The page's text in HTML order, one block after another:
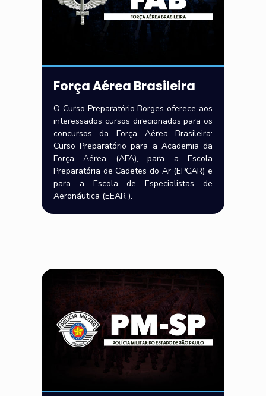
Força Aérea Brasileira
O Curso Preparatório Borges oferece aos
interessados cursos direcionados para os
concursos da Força Aérea Brasileira:
Curso Preparatório para a Academia da
Força Aérea (AFA), para a Escola
Preparatória de Cadetes do Ar (EPCAR) e
para a Escola de Especialistas de
Aeronáutica (EEAR ).